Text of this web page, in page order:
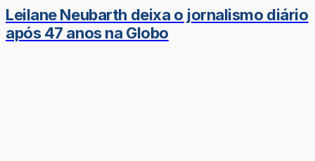
Leilane Neubarth deixa o jornalismo diário
após 47 anos na Globo